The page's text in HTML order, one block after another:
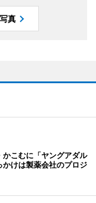
真
かこむに「ヤングアダル
けは製薬会社のプロジ